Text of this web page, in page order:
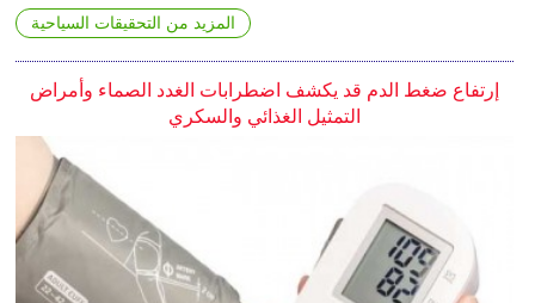
المزيد من التحقيقات السياحية
إرتفاع ضغط الدم قد يكشف اضطرابات الغدد الصماء وأمراض
التمثيل الغذائي والسكري